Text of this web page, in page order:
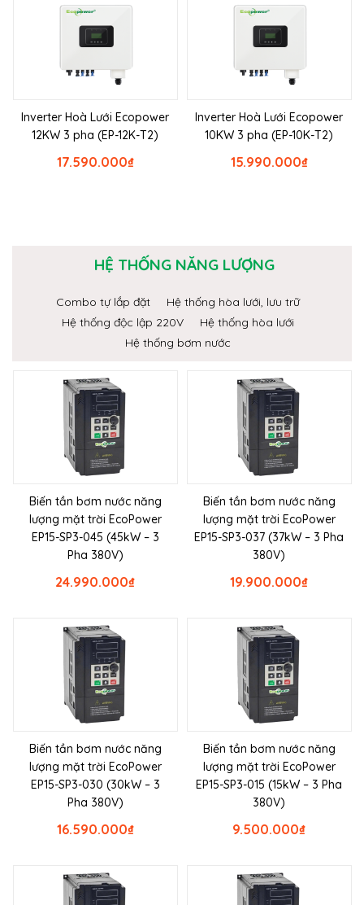
Inverter Hoà Lưới Ecopower
12KW 3 pha (EP-12K-T2)
₫
17.590.000
Inverter Hoà Lưới Ecopower
10KW 3 pha (EP-10K-T2)
₫
15.990.000
HỆ THỐNG NĂNG LƯỢNG
Combo tự lắp đặt
Hệ thống hòa lưới, lưu trữ
Hệ thống độc lập 220V
Hệ thống hòa lưới
Hệ thống bơm nước
Biến tần bơm nước năng
lượng mặt trời EcoPower
EP15-SP3-045 (45kW – 3
Pha 380V)
₫
24.990.000
Biến tần bơm nước năng
lượng mặt trời EcoPower
EP15-SP3-037 (37kW – 3 Pha
380V)
₫
19.900.000
Biến tần bơm nước năng
lượng mặt trời EcoPower
EP15-SP3-030 (30kW – 3
Pha 380V)
₫
16.590.000
Biến tần bơm nước năng
lượng mặt trời EcoPower
EP15-SP3-015 (15kW – 3 Pha
380V)
₫
9.500.000